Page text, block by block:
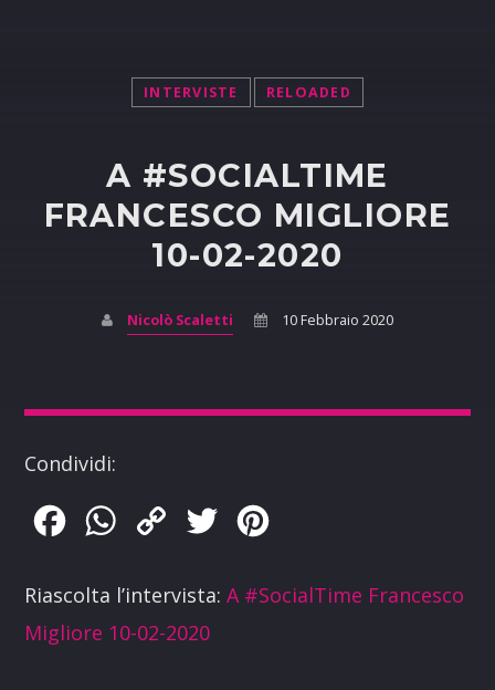
INTERVISTE RELOADED
A #SOCIALTIME
FRANCESCO MIGLIORE
10-02-2020
Nicolò Scaletti 10 Febbraio 2020
Condividi:
FacebookWhatsApp
Copy
Twitter
Riascolta l’intervista:A #SocialTime Francesco
Migliore 10-02-2020